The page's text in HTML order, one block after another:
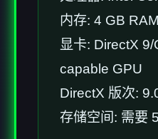
内存: 4 GB RAM
显卡: DirectX
capable GPU
DirectX 版次:
存储空间: 需要